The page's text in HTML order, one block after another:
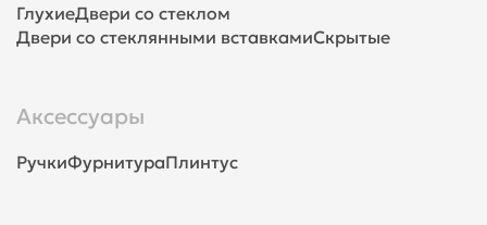
ГлухиеДвери со стеклом
Двери со стеклянными вставкамиСкрытые
Аксессуары
РучкиФурнитураПлинтус